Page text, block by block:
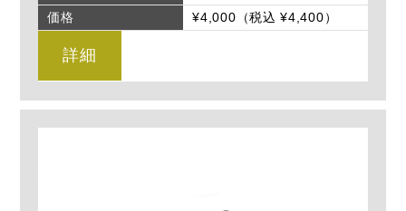
価格
¥4,000（税込 ¥4,400）
詳細